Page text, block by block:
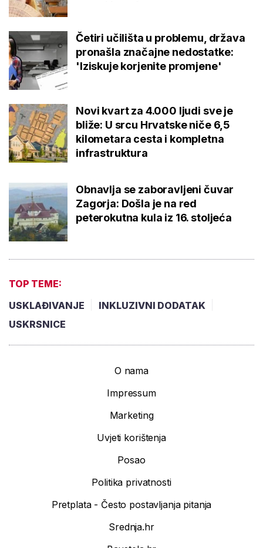
Četiri učilišta u problemu, država
pronašla značajne nedostatke:
'Iziskuje korjenite promjene'
Novi kvart za 4.000 ljudi sve je
bliže: U srcu Hrvatske niče 6,5
kilometara cesta i kompletna
infrastruktura
Obnavlja se zaboravljeni čuvar
Zagorja: Došla je na red
peterokutna kula iz 16. stoljeća
TOP TEME:
USKLAĐIVANJE
INKLUZIVNI DODATAK
USKRSNICE
O nama
Impressum
Marketing
Uvjeti korištenja
Posao
Politika privatnosti
Pretplata - Često postavljanja pitanja
Srednja.hr